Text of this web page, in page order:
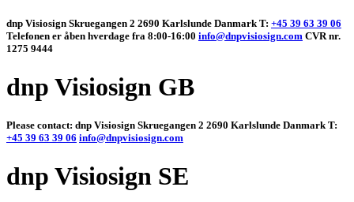
dnp Visiosign Skruegangen 2 2690 Karlslunde Danmark T: +45 39 63 39 06
Telefonen er åben hverdage fra 8:00-16:00 info@dnpvisiosign.com CVR nr.
1275 9444
dnp Visiosign GB
Please contact: dnp Visiosign Skruegangen 2 2690 Karlslunde Danmark T:
+45 39 63 39 06 info@dnpvisiosign.com
dnp Visiosign SE